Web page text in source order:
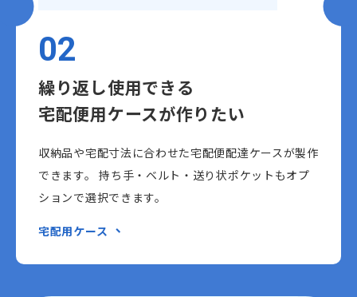
03
沢山の小物を
簡単に整理したい
既にあるケースに対しても仕切りを製作することがで
きます。 均等なマスでなくてもOKです。